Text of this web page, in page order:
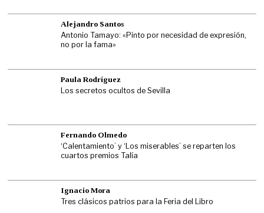
Alejandro Santos
Antonio Tamayo: «Pinto por necesidad de expresión,
no por la fama»
Paula Rodríguez
Los secretos ocultos de Sevilla
Fernando Olmedo
‘Calentamiento’ y ‘Los miserables’ se reparten los
cuartos premios Talía
Ignacio Mora
Tres clásicos patrios para la Feria del Libro